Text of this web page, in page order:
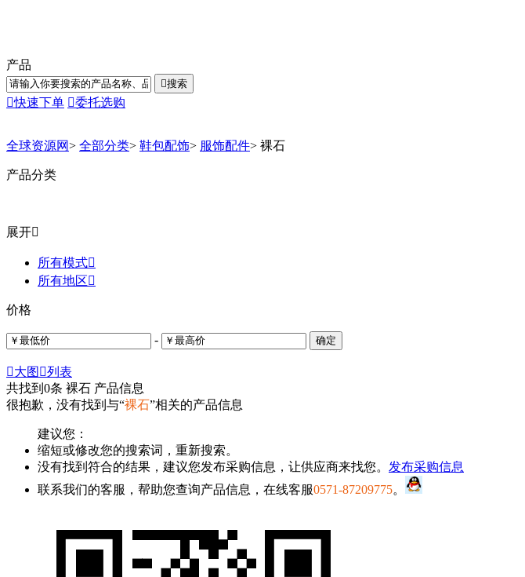
产品
搜索
快速下单 委托选购
全球资源网> 全部分类> 鞋包配饰> 服饰配件> 裸石
产品分类
展开
所有模式
所有地区
价格
- 确定
大图 列表
共找到 0条 裸石 产品信息
很抱歉，没有找到与“裸石”相关的产品信息
建议您：
缩短或修改您的搜索词，重新搜索。
没有找到符合的结果，建议您发布采购信息，让供应商来找您。 发布采购信息
联系我们的客服，帮助您查询产品信息，在线客服0571-87209775。